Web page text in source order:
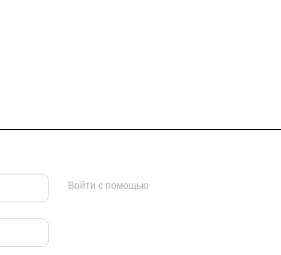
Войти с помощью